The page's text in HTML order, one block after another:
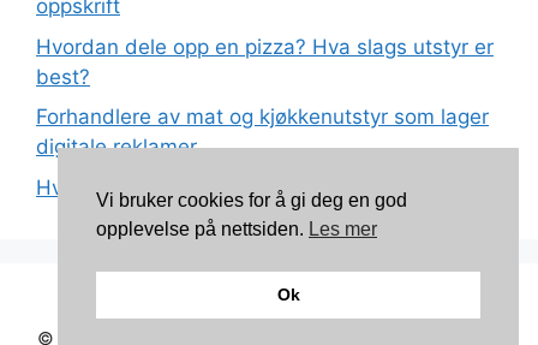
oppskrift
Hvordan dele opp en pizza? Hva slags utstyr er
best?
Forhandlere av mat og kjøkkenutstyr som lager
digitale reklamer
Hva betyr det at plast har matkvalitet?
Kontakt: torunnbeategjerven@gmail.com
© 2026 Mine oppskrifter
Vi bruker cookies for å gi deg en god
opplevelse på nettsiden. Les mer
Ok